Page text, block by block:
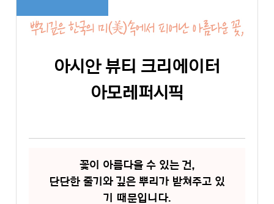
아시안 뷰티 크리에이터
아모레퍼시픽
꽃이 아름다울 수 있는 건,
단단한 줄기와 깊은 뿌리가 받쳐주고 있
기 때문입니다.